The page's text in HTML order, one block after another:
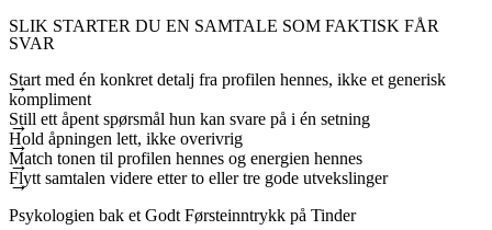
SLIK STARTER DU EN SAMTALE SOM FAKTISK FÅR
SVAR
Start med én konkret detalj fra profilen hennes, ikke et generisk
kompliment
Still ett åpent spørsmål hun kan svare på i én setning
Hold åpningen lett, ikke overivrig
Match tonen til profilen hennes og energien hennes
Flytt samtalen videre etter to eller tre gode utvekslinger
Psykologien bak et Godt Førsteinntrykk på Tinder